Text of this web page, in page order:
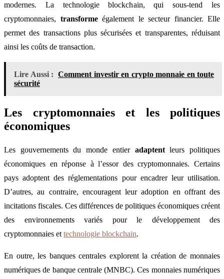
modernes. La technologie blockchain, qui sous-tend les
cryptomonnaies, transformeégalement le secteur financier. Elle
permet des transactions plus sécurisées et transparentes, réduisant
ainsi les coûts de transaction.
Lire Aussi : Comment investir en crypto monnaie en toute
sécurité
Les cryptomonnaies et les politiques
économiques
Les gouvernements du monde entier adaptentleurs politiques
économiques en réponse à l’essor des cryptomonnaies. Certains
pays adoptent des réglementations pour encadrer leur utilisation.
D’autres, au contraire, encouragent leur adoption en offrant des
incitations fiscales. Ces différences de politiques économiques créent
des environnements variés pour le développement des
cryptomonnaies et technologie blockchain.
En outre, les banques centrales explorent la création de monnaies
numériques de banque centrale (MNBC). Ces monnaies numériques